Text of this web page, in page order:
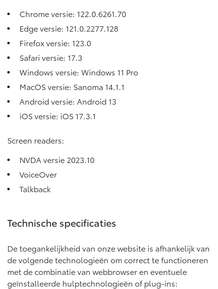
Vanaf € 89.986,-
Chrome versie: 122.0.6261.70
Edge versie: 121.0.2277.128
Firefox versie: 123.0
Safari versie: 17.3
Windows versie: Windows 11 Pro
MacOS versie: Sanoma 14.1.1
Android versie: Android 13
iOS versie: iOS 17.3.1
Screen readers:
NVDA versie 2023.10
VoiceOver
Talkback
Technische specificaties
De toegankelijkheid van onze website is afhankelijk van
de volgende technologieën om correct te functioneren
met de combinatie van webbrowser en eventuele
geïnstalleerde hulptechnologieën of plug-ins: